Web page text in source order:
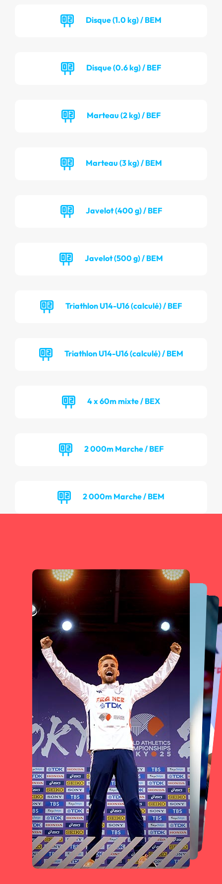
Disque (1.0 kg) / BEM
Disque (0.6 kg) / BEF
Marteau (2 kg) / BEF
Marteau (3 kg) / BEM
Javelot (400 g) / BEF
Javelot (500 g) / BEM
Triathlon U14-U16 (calculé) / BEF
Triathlon U14-U16 (calculé) / BEM
4 x 60m mixte / BEX
2 000m Marche / BEF
2 000m Marche / BEM